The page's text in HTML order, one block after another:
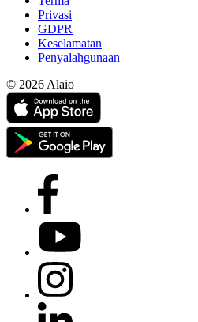
Privasi
GDPR
Keselamatan
Penyalahgunaan
© 2026 Alaio